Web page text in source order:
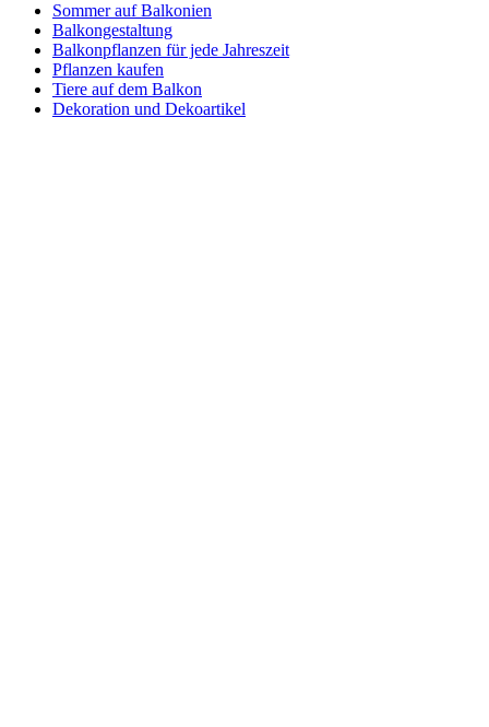
Sommer auf Balkonien
Balkongestaltung
Balkonpflanzen für jede Jahreszeit
Pflanzen kaufen
Tiere auf dem Balkon
Dekoration und Dekoartikel